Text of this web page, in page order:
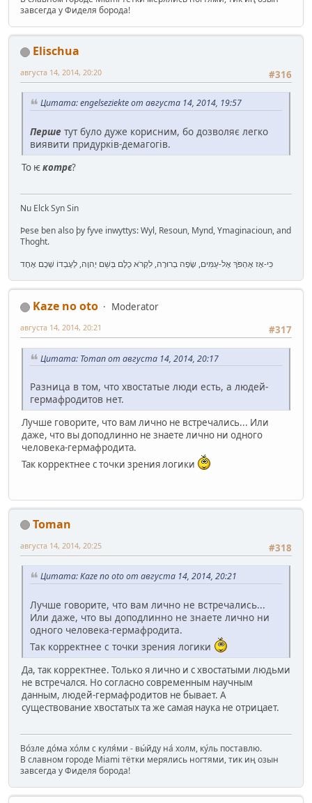
завсегда у Фиделя борода!
Elischua
#316
августа 14, 2014, 20:20
Цитата: engelseziekte от августа 14, 2014, 19:57
Перше тут було дуже корисним, бо дозволяє легко
виявити придурків-демагогів.
То ѥкотрє?
Nu Elck Syn Sin
Þese ben also þy fyve inwyttys: Wyl, Resoun, Mynd, Ymaginacioun, and
Thoght.
כִּי-אָז אֶהְפֹּךְ אֶל-עַמִּים, שָׂפָה בְרוּרָה, לִקְרֹא כֻלָּם בְּשֵׁם יְהוָה, לְעָבְדוֹ שְׁכֶם אֶחָד
Kaze no oto
Moderator
#317
августа 14, 2014, 20:21
Цитата: Toman от августа 14, 2014, 20:17
Разница в том, что хвостатые люди есть, а людей-
гермафродитов нет.
Лучше говорите, что вам лично не встречались... Или
даже, что вы доподлинно не знаете лично ни одного
человека-гермафродита.
Так корректнее с точки зрения логики
Toman
#318
августа 14, 2014, 20:25
Цитата: Kaze no oto от августа 14, 2014, 20:21
Лучше говорите, что вам лично не встречались...
Или даже, что вы доподлинно не знаете лично ни
одного человека-гермафродита.
Так корректнее с точки зрения логики
Да, так корректнее. Только я лично и с хвостатыми людьми
не встречался. Но согласно современным научным
данным, людей-гермафродитов не бывает. А
существование хвостатых та же самая наука не отрицает.
Во́зле до́ма хо́лм с куля́ми - вы́йду на́ холм, ку́ль поставлю.
В славном городе Miami тётки мерялись ногтями, тик иң озын
завсегда у Фиделя борода!